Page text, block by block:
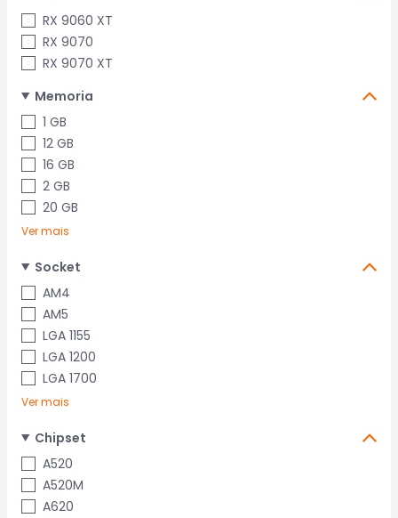
RX 9060 XT
RX 9070
RX 9070 XT
Memoria
1 GB
12 GB
16 GB
2 GB
20 GB
Ver mais
Socket
AM4
AM5
LGA 1155
LGA 1200
LGA 1700
Ver mais
Chipset
A520
A520M
A620